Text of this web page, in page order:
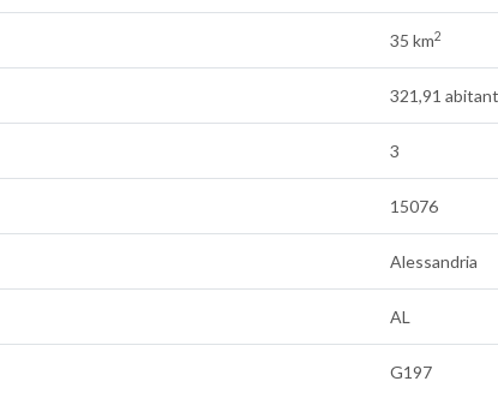
35 km2
321,91
3
15076
Alessandria
AL
G197